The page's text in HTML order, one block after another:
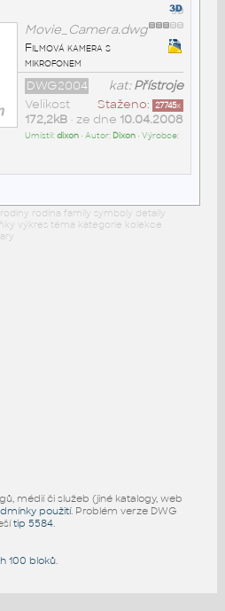
Movie_Camera.dwg
Filmová kamera s
mikrofonem
kat:Přístroje
DWG2004
Staženo: 27745x
Velikost
172,2kB• ze dne 10.04.2008
Umístil:dixon• Autor: Dixon• Výrobce:
rodina family symboly detaily
výkres téma kategorie kolekce
médií či služeb (jiné katalogy, web
použití. Problém verze DWG
tip 5584.
100 bloků.